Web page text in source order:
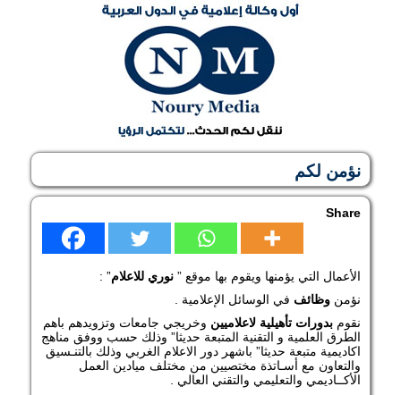
نؤمن لكم
Share
الأعمال التي يؤمنها ويقوم بها موقع ” نوري للاعلام” :
نؤمن وظائف في الوسائل الإعلامية .
نقوم بدورات تأهيلية لاعلاميين وخريجي جامعات وتزويدهم باهم
الطرق العلمية و التقنية المتبعة حديثا” وذلك حسب ووفق مناهج
اكاديمية متبعة حديثا” باشهر دور الاعلام الغربي وذلك بالتنـسيق
والتعاون مع أسـاتذة مختصيين من مختلف ميادين العمل
الأكــاديمي والتعليمي والتقني العالي .